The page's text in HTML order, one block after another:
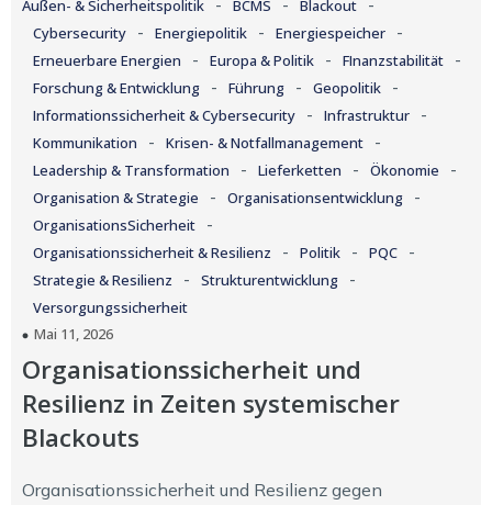
Außen- & Sicherheitspolitik BCMS Blackout
Cybersecurity - Energiepolitik - Energiespeicher -
Erneuerbare Energien - Europa & Politik - FInanzstabilität -
Forschung & Entwicklung - Führung - Geopolitik -
Informationssicherheit & Cybersecurity - Infrastruktur -
Kommunikation - Krisen- & Notfallmanagement -
Leadership & Transformation - Lieferketten - Ökonomie -
Organisation & Strategie - Organisationsentwicklung -
OrganisationsSicherheit -
Organisationssicherheit & Resilienz - Politik - PQC -
Strategie & Resilienz - Strukturentwicklung -
Versorgungssicherheit
Mai 11, 2026
Organisationssicherheit und
Resilienz in Zeiten systemischer
Blackouts
Organisationssicherheit und Resilienz gegen